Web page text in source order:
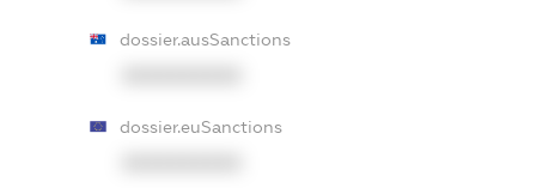
dossier.ausSanctions
dossier.euSanctions